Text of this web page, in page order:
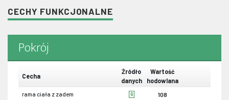
CECHY FUNKCJONALNE
Pokrój
Cecha
Źródło
danych
Wartość
hodowlana
rama ciała z zadem G 108